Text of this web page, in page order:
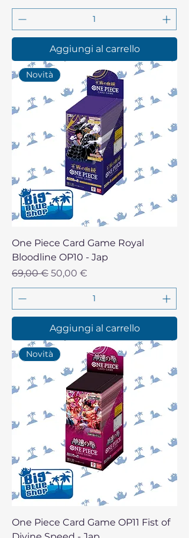
Aggiungi al carrello
Novità
One Piece Card Game Royal
Bloodline OP10 - Jap
Prezzo regolare
69,00 € Prezzo scontato
50,00 €
Aggiungi al carrello
Novità
One Piece Card Game OP11 Fist of